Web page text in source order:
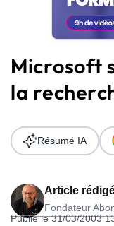
Plateforme
Solutions
Ressources
Audit SEO
Microsoft
la
Article
Fondateur
Publié le 31/03/2003
Résumé IA